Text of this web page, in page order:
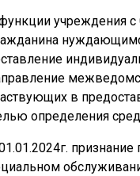
учреждения с
в
определения